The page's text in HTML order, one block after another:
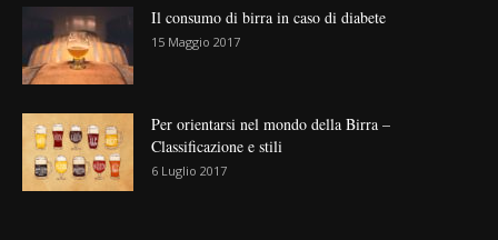
Il consumo di birra in caso di diabete
15 Maggio 2017
Per orientarsi nel mondo della Birra –
Classificazione e stili
6 Luglio 2017